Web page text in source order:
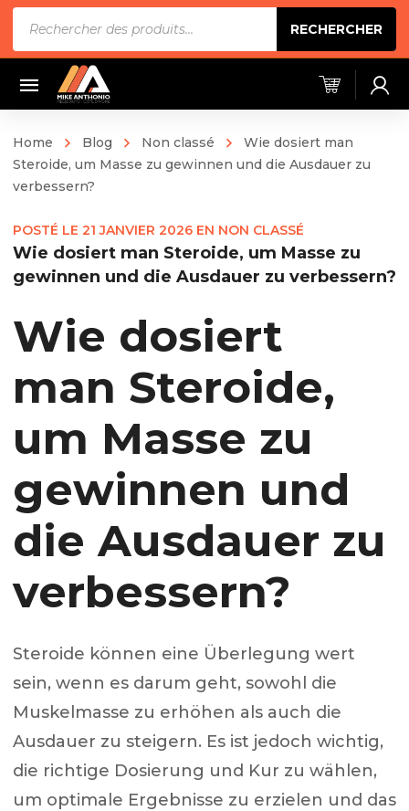
produits
RECHERCHER
Home Blog Non classé
Wie dosiert man
Steroide, um Masse zu gewinnen und die Ausdauer zu
verbessern?
POSTÉ LE 21 JANVIER 2026 EN NON CLASSÉ
Wie dosiert man Steroide, um Masse zu
gewinnen und die Ausdauer zu verbessern?
Wie dosiert
man Steroide,
um Masse zu
gewinnen und
die Ausdauer zu
verbessern?
Steroide können eine Überlegung wert
sein, wenn es darum geht, sowohl die
Muskelmasse zu erhöhen als auch die
Ausdauer zu steigern. Es ist jedoch wichtig,
die richtige Dosierung und Kur zu wählen,
um optimale Ergebnisse zu erzielen und das